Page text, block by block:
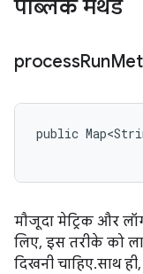
पब्लिक मेथड
processRun
public
मौजूदा मेट्रिक और
लिए, इस तरीके को
दिखनी चाहिए. साथ